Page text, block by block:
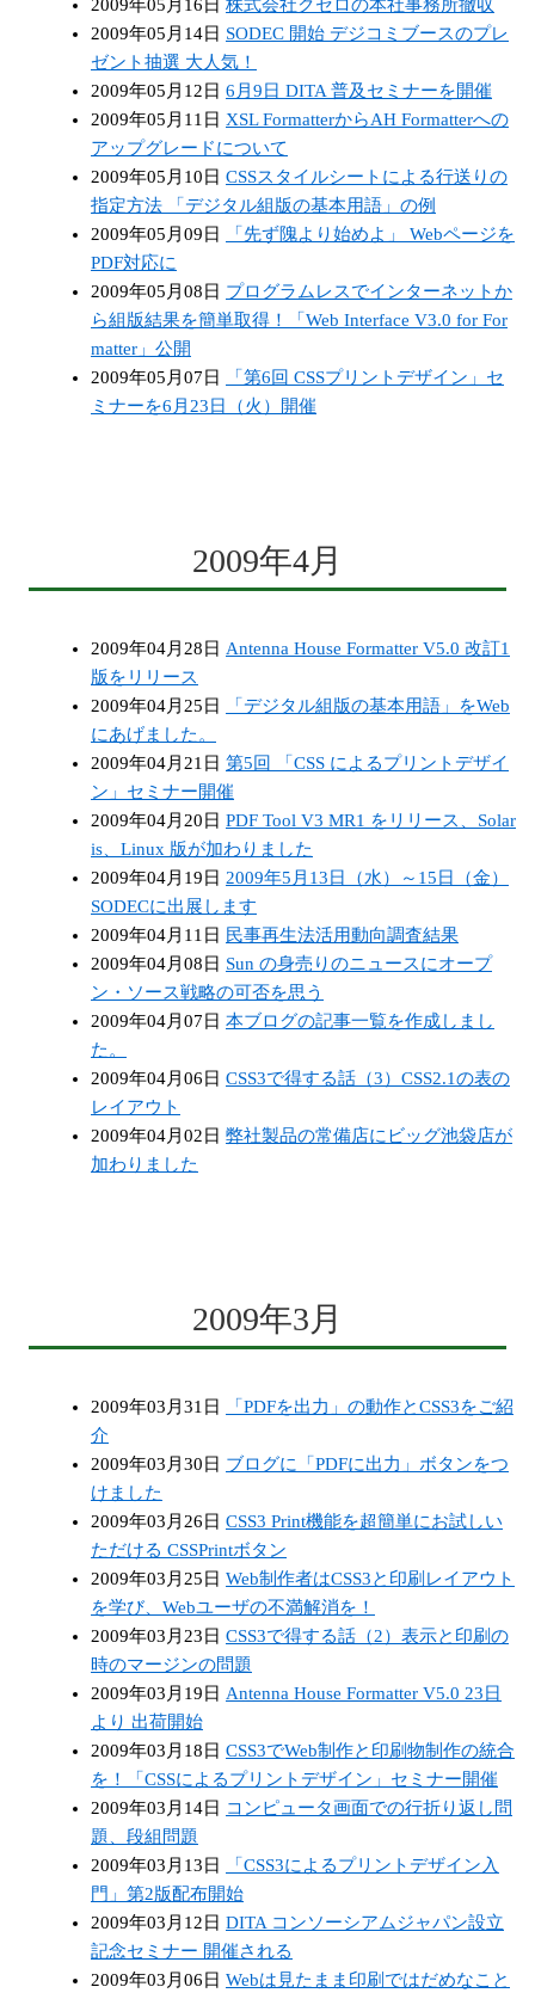
2009年05月16日 株式会社クセロの本社事務所撤収
2009年05月14日 SODEC 開始 デジコミブースのプレ
ゼント抽選 大人気！
2009年05月12日 6月9日 DITA 普及セミナーを開催
2009年05月11日 XSL FormatterからAH Formatterへの
アップグレードについて
2009年05月10日 CSSスタイルシートによる行送りの
指定方法 「デジタル組版の基本用語」の例
2009年05月09日
「先ず隗より始めよ」 Webページを
PDF対応に
2009年05月08日 プログラムレスでインターネットか
ら組版結果を簡単取得！「Web Interface V3.0 for For
matter」公開
2009年05月07日
「第6回 CSSプリントデザイン」セ
ミナーを6月23日（火）開催
2009年4月
2009年04月28日 Antenna House Formatter V5.0 改訂1
版をリリース
2009年04月25日
「デジタル組版の基本用語」をWeb
にあげました。
2009年04月21日 第5回 「CSS によるプリントデザイ
ン」セミナー開催
2009年04月20日 PDF Tool V3 MR1 をリリース、Solar
is、Linux 版が加わりました
2009年04月19日 2009年5月13日（水）～15日（金）
SODECに出展します
2009年04月11日 民事再生法活用動向調査結果
2009年04月08日 Sun の身売りのニュースにオープ
ン・ソース戦略の可否を思う
2009年04月07日 本ブログの記事一覧を作成しまし
た。
2009年04月06日 CSS3で得する話（3）CSS2.1の表の
レイアウト
2009年04月02日 弊社製品の常備店にビッグ池袋店が
加わりました
2009年3月
2009年03月31日
「PDFを出力」の動作とCSS3をご紹
介
2009年03月30日 ブログに「PDFに出力」ボタンをつ
けました
2009年03月26日 CSS3 Print機能を超簡単にお試しい
ただける CSSPrintボタン
2009年03月25日 Web制作者はCSS3と印刷レイアウト
を学び、Webユーザの不満解消を！
2009年03月23日 CSS3で得する話（2）表示と印刷の
時のマージンの問題
2009年03月19日 Antenna House Formatter V5.0 23日
より 出荷開始
2009年03月18日 CSS3でWeb制作と印刷物制作の統合
を！「CSSによるプリントデザイン」セミナー開催
2009年03月14日 コンピュータ画面での行折り返し問
題、段組問題
2009年03月13日
「CSS3によるプリントデザイン入
門」第2版配布開始
2009年03月12日 DITA コンソーシアムジャパン設立
記念セミナー 開催される
2009年03月06日 Webは見たまま印刷ではだめなこと